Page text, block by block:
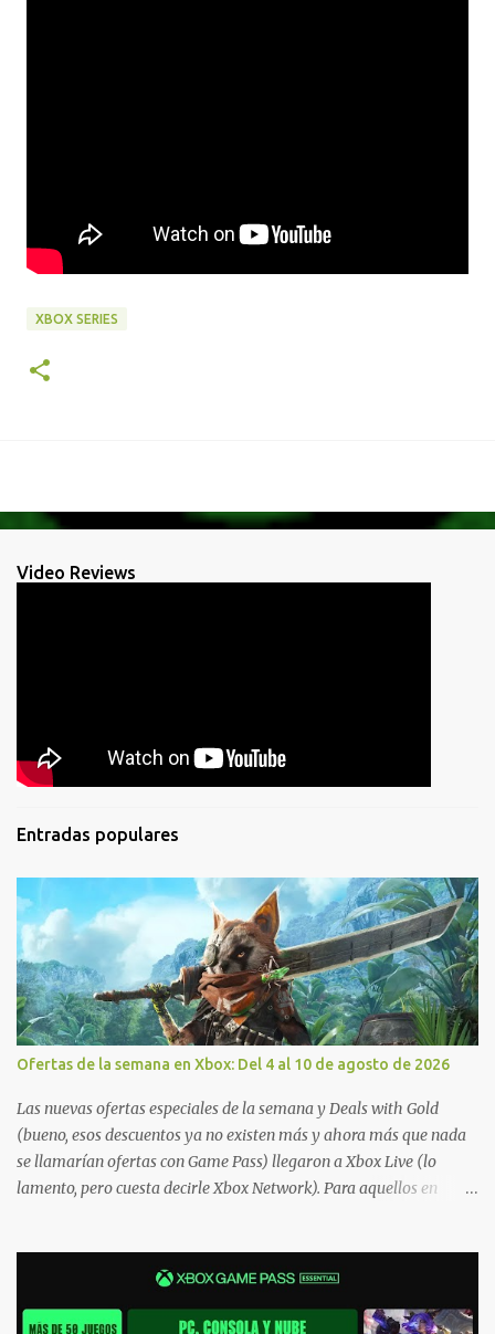
XBOX SERIES
Video Reviews
Entradas populares
Ofertas de la semana en Xbox: Del 4 al 10 de agosto de 2026
Las nuevas ofertas especiales de la semana y Deals with Gold
(bueno, esos descuentos ya no existen más y ahora más que nada
se llamarían ofertas con Game Pass) llegaron a Xbox Live (lo
lamento, pero cuesta decirle Xbox Network). Para aquellos en
jugarlos y mantener un progreso compartido en Windows PC y
Xbox, y tenemos un listado de juegos compatibles por acá . ¿Aún
necesitas una mano con las compras? Tenemos un tutorial extenso